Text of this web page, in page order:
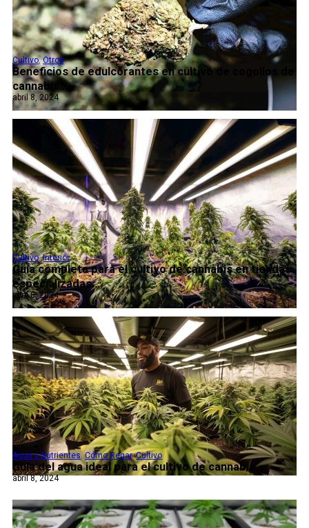
Beneficios de edulcorantes en cultivo de cogollos de
cannabis...
Cultivo,Otros
abril 8, 2024
Guía completa para el cultivo de cannabis en tiendas
especializadas...
Cultivo,Interior
abril 8, 2024
Guía del agua ideal para el cultivo de cannabis...
Agua y Nutrientes,Cómo Regar,Cultivo
abril 8, 2024